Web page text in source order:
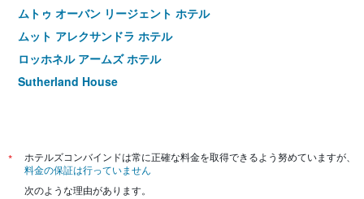
ムトゥ オーバン リージェント ホテル
ムット アレクサンドラ ホテル
ロッホネル アームズ ホテル
Sutherland House
*
ホテルズコンバインドは常に正確な料金を取得できるよう努めていますが、
料金の保証は行っていません
次のような理由があります。